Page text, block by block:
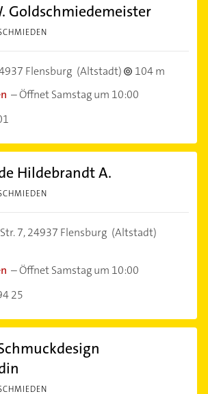
Goldschmiedemeister
Flensburg (Altstadt)
104 m
–Öffnet Samstag um 10:00
Hildebrandt A.
7,24937 Flensburg (Altstadt)
–Öffnet Samstag um 10:00
25